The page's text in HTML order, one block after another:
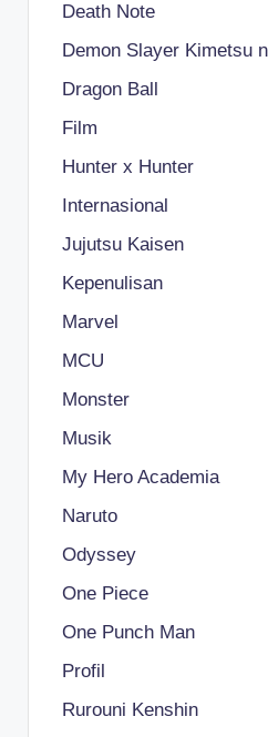
Death Note
Demon Slayer Kimetsu
Dragon Ball
Film
Hunter x Hunter
Internasional
Jujutsu Kaisen
Kepenulisan
Marvel
MCU
Monster
Musik
My Hero Academia
Naruto
Odyssey
One Piece
One Punch Man
Profil
Rurouni Kenshin